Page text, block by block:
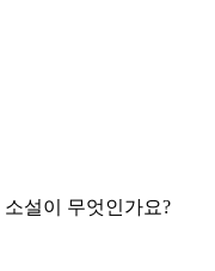
설이 무엇인가요?